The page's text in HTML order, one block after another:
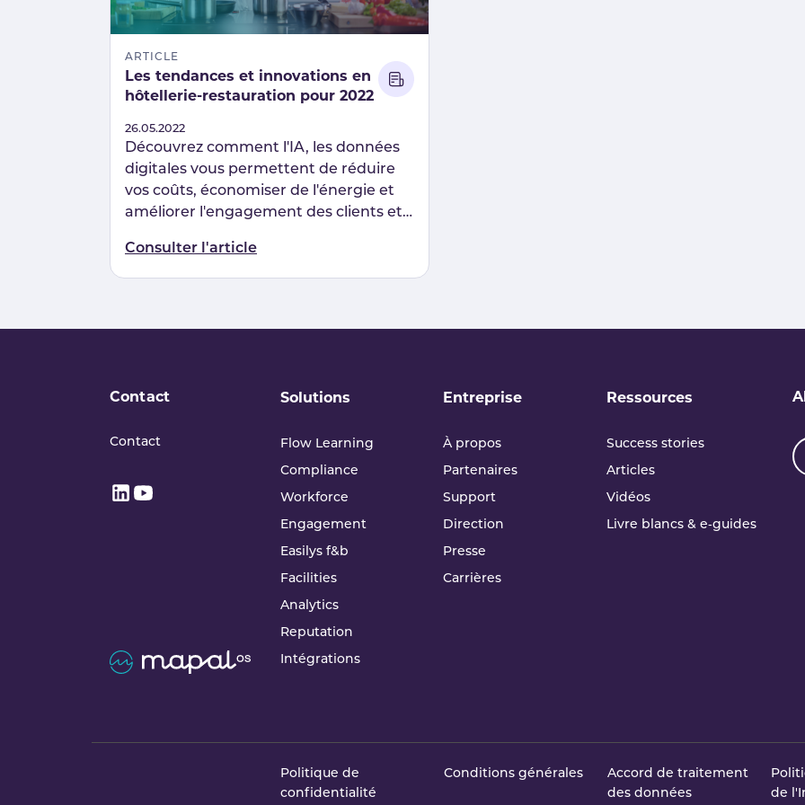
ARTICLE
Les tendances et innovations en
hôtellerie-restauration pour 2022
Published
26.05.2022
Découvrez comment l'IA, les données
digitales vous permettent de réduire
vos coûts, économiser de l'énergie et
améliorer l'engagement des clients et
Consulter l'article
Contact
Contact
Solutions
Flow Learning
Compliance
Workforce
Engagement
Easilys f&b
Facilities
Analytics
Reputation
Intégrations
Entreprise
À propos
Partenaires
Support
Direction
Presse
Carrières
Ressources
Success stories
Articles
Vidéos
Livre blancs & e‑guides
Politique de
confidentialité
Conditions générales
Accord de traitement
des données
de